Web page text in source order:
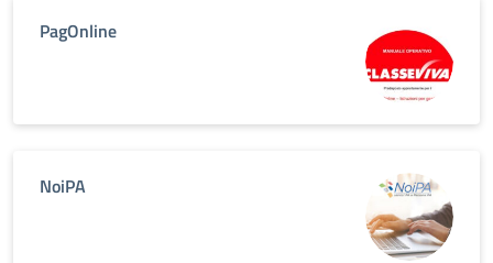
PagOnline
NoiPA